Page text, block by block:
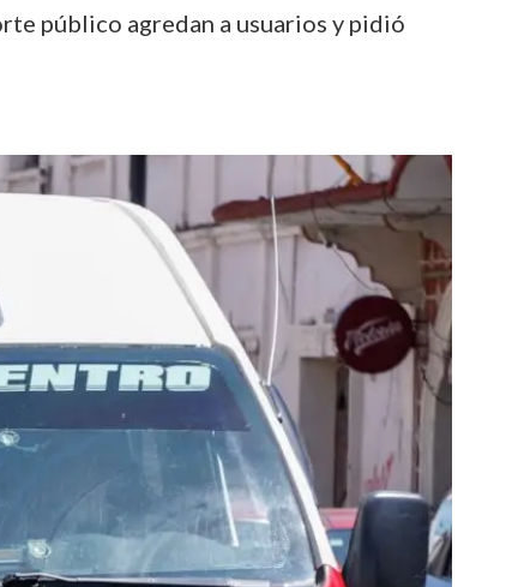
público agredan a usuarios y pidió